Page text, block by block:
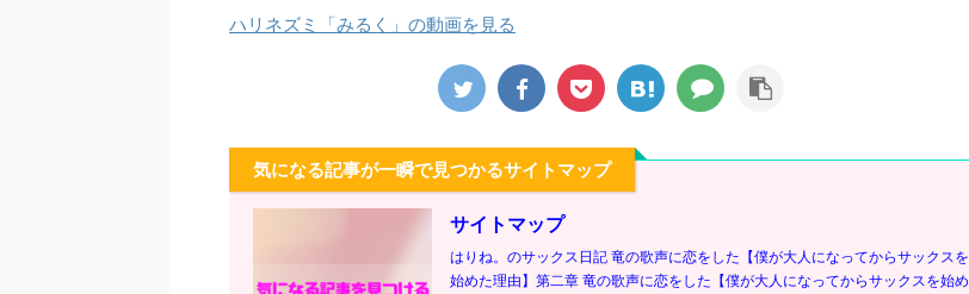
ハリネズミ「みるく」の動画を見る
気になる記事が一瞬で見つかるサイトマップ
サイトマップ
はりね。のサックス日記 竜の歌声に恋をした【僕が大人になってからサックスを
始めた理由】第二章 竜の歌声に恋をした【僕が大人になってからサックスを始め